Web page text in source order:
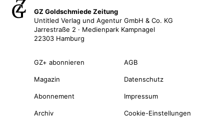
GZ Goldschmiede Zeitung
Untitled Verlag und Agentur GmbH & Co. KG
Jarrestraße 2 · Medienpark Kampnagel
22303 Hamburg
GZ+ abonnieren
Magazin
Abonnement
Archiv
AGB
Datenschutz
Impressum
Cookie-Einstellungen